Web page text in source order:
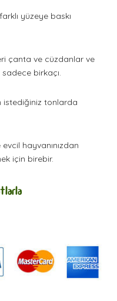
yüzeye baskı
çanta ve cüzdanlar ve
birkaçı.
istediğiniz tonlarda
hayvanınızdan
için birebir.